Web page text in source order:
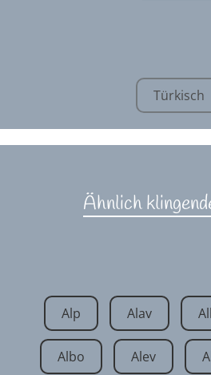
Türkisch
Ähnlich
Alp Alav
Albo Alev